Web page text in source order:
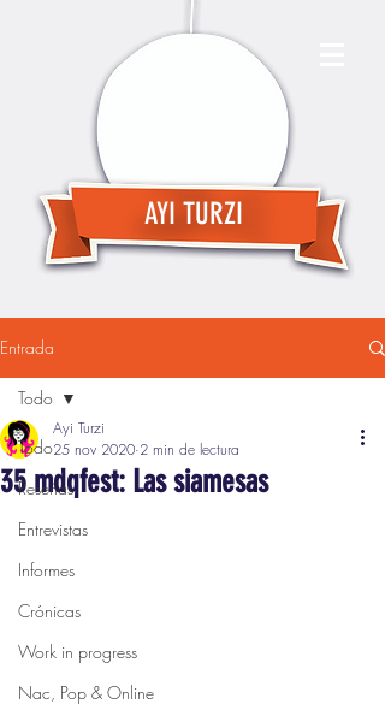
AYI TURZI
Entrada
Todo
Reseñas
Entrevistas
Informes
Crónicas
Work in progress
Nac, Pop & Online
Todo
35 mdqfest: Las siamesas
Ayi Turzi
25 nov 2020 2 min de lectura